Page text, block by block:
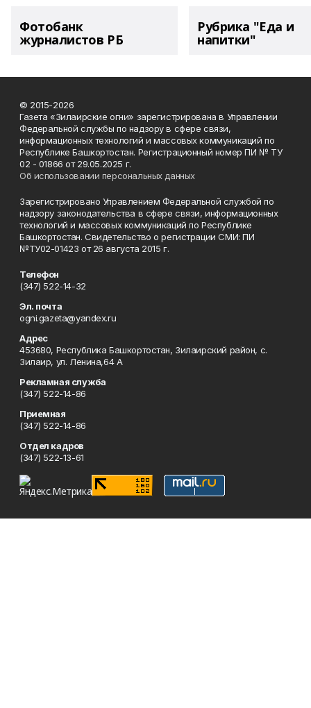
Фотобанк
журналистов РБ
Рубрика "Еда и
напитки"
© 2015-2026
Газета «Зилаирские огни» зарегистрирована в Управлении
Федеральной службы по надзору в сфере связи,
информационных технологий и массовых коммуникаций по
Республике Башкортостан. Регистрационный номер ПИ № ТУ
02 - 01866 от 29.05.2025 г.
Об использовании персональных данных
Зарегистрировано Управлением Федеральной службой по
надзору законодательства в сфере связи, информационных
технологий и массовых коммуникаций по Республике
Башкортостан. Свидетельство о регистрации СМИ: ПИ
№ТУ02-01423 от 26 августа 2015 г.
Телефон
(347) 522-14-32
Эл. почта
ogni.gazeta@yandex.ru
Адрес
453680, Республика Башкортостан, Зилаирский район, с.
Зилаир, ул. Ленина,64 А
Рекламная служба
(347) 522-14-86
Приемная
(347) 522-14-86
Отдел кадров
(347) 522-13-61